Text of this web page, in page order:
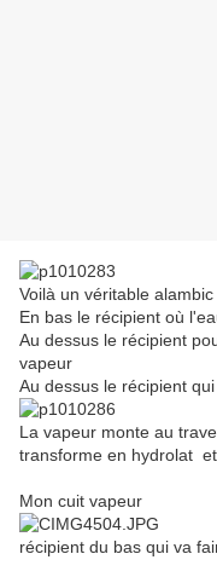
Voilà un véritable alambic
En bas le récipient où
Au dessus le récipient
vapeur
Au dessus le récipient
La vapeur monte au
transforme en hydrolat
Mon cuit vapeur
récipient du bas qui va